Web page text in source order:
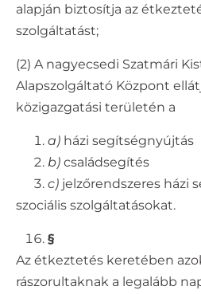
alapján biztosítja az
szolgáltatást;
(2) A nagyecsedi Szatmári
Alapszolgáltató Központ
közigazgatási területén a
a) házi segítségnyújtás
b) családsegítés
c) jelzőrendszeres házi
szociális szolgáltatásokat.
§
Az étkeztetés keretében
rászorultaknak a legalább